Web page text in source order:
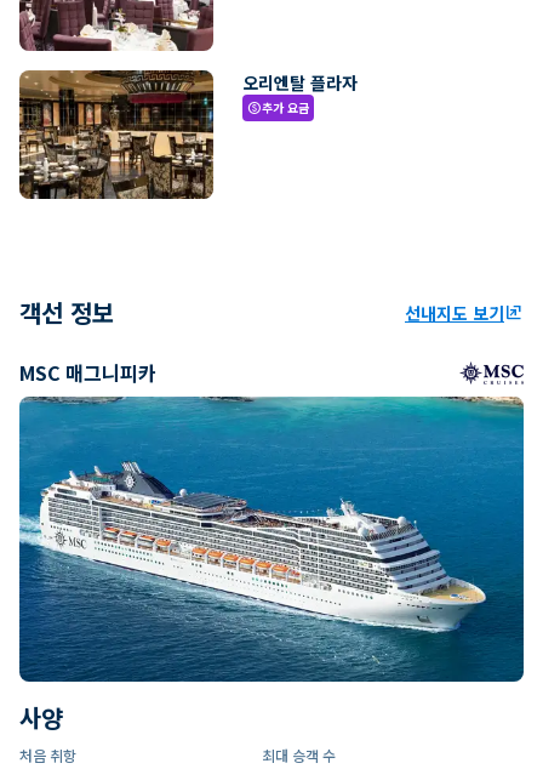
오리엔탈 플라자
paid추가 요금
객선 정보 선내지도 보기ungroup
MSC 매그니피카
사양
처음 취항 최대 승객 수